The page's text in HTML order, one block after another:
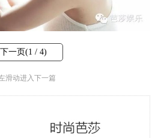
下一页(1 / 4)
滑动进入下一篇